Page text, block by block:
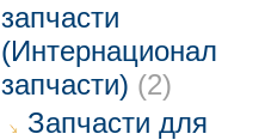
запчасти
(Интернационал
запчасти) (2)
Запчасти для